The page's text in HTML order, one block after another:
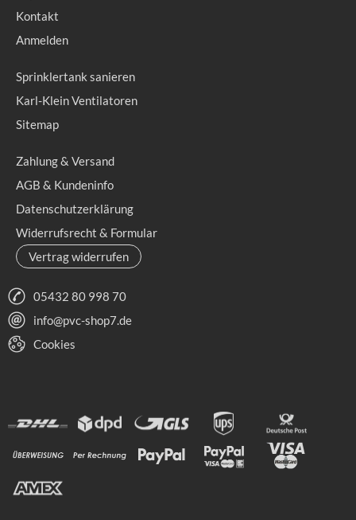
Kontakt
Anmelden
Sprinklertank sanieren
Karl-Klein Ventilatoren
Sitemap
Zahlung & Versand
AGB & Kundeninfo
Datenschutzerklärung
Widerrufsrecht & Formular
Vertrag widerrufen
05432 80 998 70
info@pvc-shop7.de
Cookies